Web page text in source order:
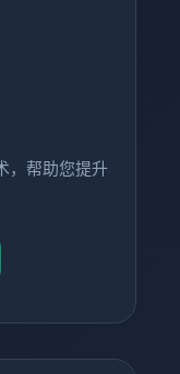
，帮助您提升